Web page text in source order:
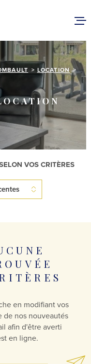
ACCUEIL
VENTES
LOCATIONS
ESTIMER
NOTRE
CONTACT
LOCATION
VOS CRITÈRES
en modifiant vos
de nos nouveautés
afin d'être averti
en ligne.